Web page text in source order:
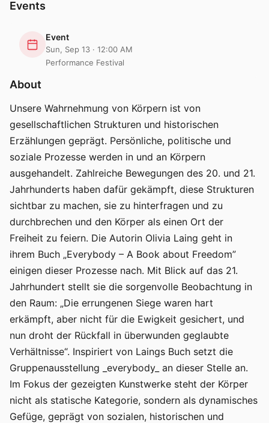
Events
Event
Sun, Sep 13 · 12:00 AM
Performance Festival
About
Unsere Wahrnehmung von Körpern ist von
gesellschaftlichen Strukturen und historischen
Erzählungen geprägt. Persönliche, politische und
soziale Prozesse werden in und an Körpern
ausgehandelt. Zahlreiche Bewegungen des 20. und 21.
Jahrhunderts haben dafür gekämpft, diese Strukturen
sichtbar zu machen, sie zu hinterfragen und zu
durchbrechen und den Körper als einen Ort der
Freiheit zu feiern. Die Autorin Olivia Laing geht in
ihrem Buch „Everybody – A Book about Freedom”
einigen dieser Prozesse nach. Mit Blick auf das 21.
Jahrhundert stellt sie die sorgenvolle Beobachtung in
den Raum: „Die errungenen Siege waren hart
erkämpft, aber nicht für die Ewigkeit gesichert, und
nun droht der Rückfall in überwunden geglaubte
Verhältnisse“. Inspiriert von Laings Buch setzt die
Gruppenausstellung _everybody_ an dieser Stelle an.
Im Fokus der gezeigten Kunstwerke steht der Körper
nicht als statische Kategorie, sondern als dynamisches
Gefüge, geprägt von sozialen, historischen und